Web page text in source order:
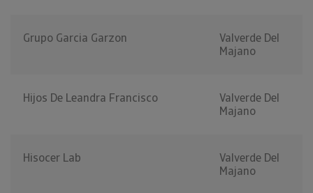
Grupo Garcia Garzon
Valverde Del
Majano
Hijos De Leandra Francisco
Valverde Del
Majano
Hisocer Lab
Valverde Del
Majano